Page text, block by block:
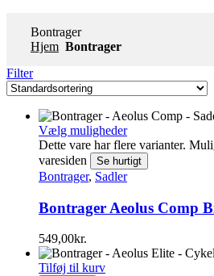
Bontrager
Hjem Bontrager
Filter
Vælg muligheder
Dette vare har flere varianter.
varesiden
Se hurtigt
Bontrager, Sadler
Bontrager Aeolus Comp
549,00kr.
Tilføj til kurv